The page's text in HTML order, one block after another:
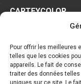
Pour offrir les meilleures
telles que les cookies
appareils. Le fait de
traiter des données
uniques sur ce site. Le
CARTEYCOLOR
11, rue Claude
Nous contacter
Fr. (+33) 3 72 60 14 60
Lux. (+352) 661 151